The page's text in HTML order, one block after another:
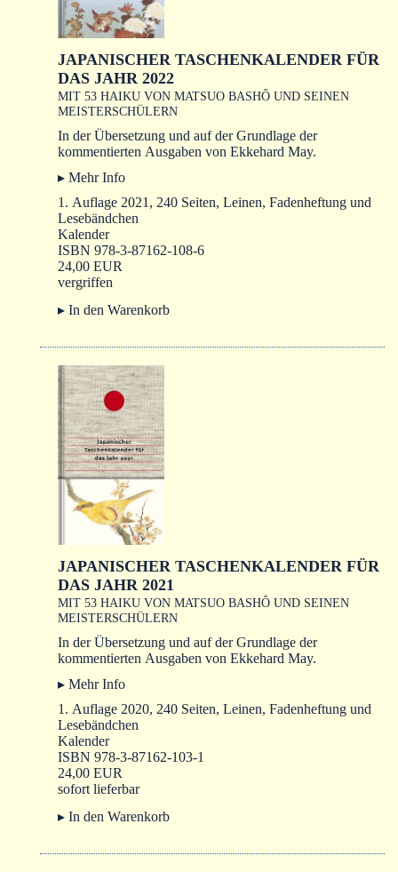
JAPANISCHER TASCHENKALENDER FÜR
DAS JAHR 2022
MIT 53 HAIKU VON MATSUO BASHÔ UND SEINEN
MEISTERSCHÜLERN
In der Übersetzung und auf der Grundlage der
kommentierten Ausgaben von Ekkehard May.
▸ Mehr Info
1. Auflage 2021, 240 Seiten, Leinen, Fadenheftung und
Lesebändchen
Kalender
ISBN 978-3-87162-108-6
24,00 EUR
vergriffen
▸ In den Warenkorb
JAPANISCHER TASCHENKALENDER FÜR
DAS JAHR 2021
MIT 53 HAIKU VON MATSUO BASHÔ UND SEINEN
MEISTERSCHÜLERN
In der Übersetzung und auf der Grundlage der
kommentierten Ausgaben von Ekkehard May.
▸ Mehr Info
1. Auflage 2020, 240 Seiten, Leinen, Fadenheftung und
Lesebändchen
Kalender
ISBN 978-3-87162-103-1
24,00 EUR
sofort lieferbar
▸ In den Warenkorb